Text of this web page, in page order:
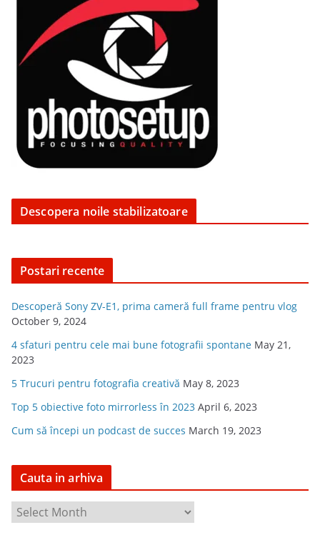
Descopera noile stabilizatoare
Postari recente
Descoperă Sony ZV-E1, prima cameră full frame pentru vlog
October 9, 2024
4 sfaturi pentru cele mai bune fotografii spontane May 21,
2023
5 Trucuri pentru fotografia creativă May 8, 2023
Top 5 obiective foto mirrorless în 2023 April 6, 2023
Cum să începi un podcast de succes March 19, 2023
Cauta in arhiva
a